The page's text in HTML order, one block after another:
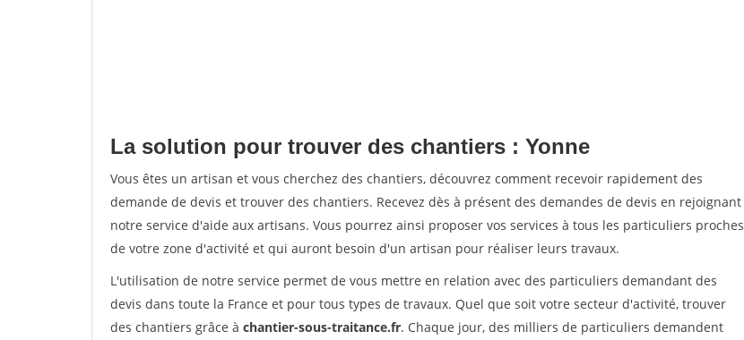
La solution pour trouver des chantiers : Yonne
Vous êtes un artisan et vous cherchez des chantiers, découvrez comment recevoir rapidement des
demande de devis et trouver des chantiers. Recevez dès à présent des demandes de devis en rejoignant
notre service d'aide aux artisans. Vous pourrez ainsi proposer vos services à tous les particuliers proches
de votre zone d'activité et qui auront besoin d'un artisan pour réaliser leurs travaux.
L'utilisation de notre service permet de vous mettre en relation avec des particuliers demandant des
devis dans toute la France et pour tous types de travaux. Quel que soit votre secteur d'activité, trouver
des chantiers grâce à chantier-sous-traitance.fr. Chaque jour, des milliers de particuliers demandent